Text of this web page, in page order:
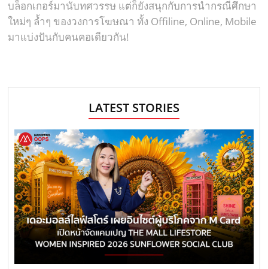
บล็อกเกอร์มานับทศวรรษ แต่ก็ยังสนุกกับการนำกรณีศึกษา
ใหม่ๆ ล้ำๆ ของวงการโฆษณา ทั้ง Offiline, Online, Mobile
มาแบ่งปันกับคนคอเดียวกัน!
LATEST STORIES